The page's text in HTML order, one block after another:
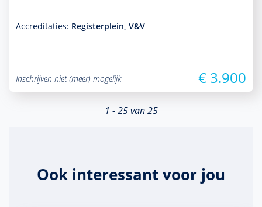
Accreditaties: Registerplein, V&V
Inschrijven niet (meer) mogelijk € 3.900
1 - 25 van 25
Ook interessant voor jou